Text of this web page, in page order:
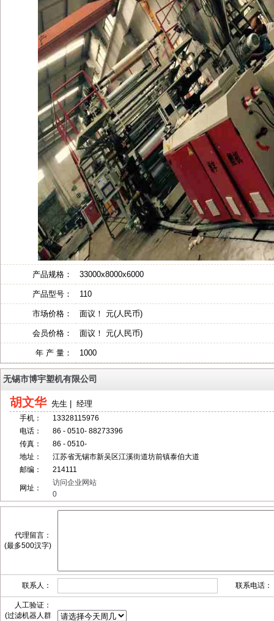
产品规格： 33000x8000x6000
产品型号： 110
市场价格： 面议！ 元(人民币)
会员价格： 面议！ 元(人民币)
年 产 量： 1000
无锡市博宇塑机有限公司
胡文华先生 | 经理
手机：
13328115976
电话：
86 - 0510- 88273396
传真：
86 - 0510-
地址：
江苏省无锡市新吴区江溪街道坊前镇泰伯大道
邮编：
214111
网址：
访问企业网站
0
代理留言：
(最多500汉字)
联系人： 联系电话：
人工验证：
(过滤机器人群